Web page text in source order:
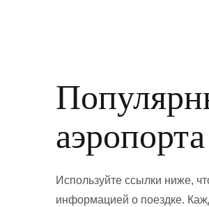
Используйте ссылки ниже,
информацией о поездке.